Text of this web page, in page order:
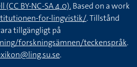
BY-NC-SA 4.0).Based on a work
for-lingvistik/. Tillstånd
tillgängligt på
forskningsämnen/teckenspråk.
.